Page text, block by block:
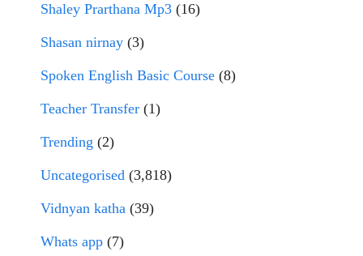
Shaley Prarthana Mp3 (16)
Shasan nirnay (3)
Spoken English Basic Course (8)
Teacher Transfer (1)
Trending (2)
Uncategorised (3,818)
Vidnyan katha (39)
Whats app (7)